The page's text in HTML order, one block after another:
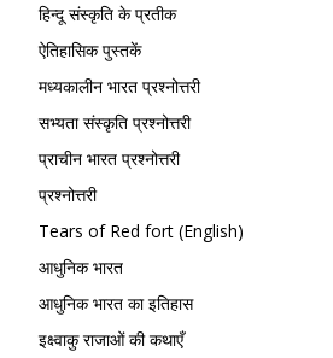
हिन्दू संस्कृति के प्रतीक
ऐतिहासिक पुस्तकें
मध्यकालीन भारत प्रश्नोत्तरी
सभ्यता संस्कृति प्रश्नोत्तरी
प्राचीन भारत प्रश्नोत्तरी
प्रश्नोत्तरी
Tears of Red fort (English)
आधुनिक भारत
आधुनिक भारत का इतिहास
इक्ष्वाकु राजाओं की कथाएँ